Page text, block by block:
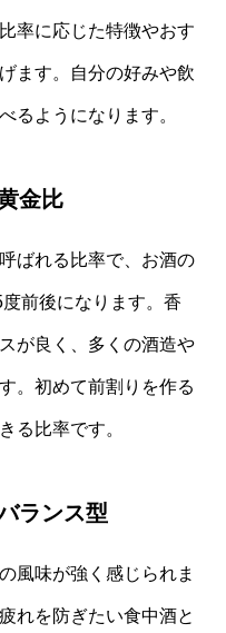
率に応じた特徴やおす
ます。自分の好みや飲
るようになります。
金比
ばれる比率で、お酒の
前後になります。香
が良く、多くの酒造や
。初めて前割りを作る
る比率です。
ランス型
風味が強く感じられま
れを防ぎたい食中酒と